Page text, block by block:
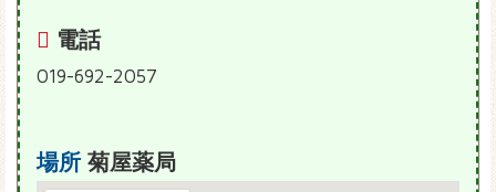
電話
019-692-2057
場所 菊屋薬局